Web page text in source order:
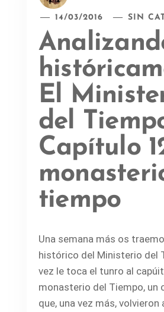
14/03/2016 SIN
El
del
Capítulo
tiempo
Una semana más os
histórico del Ministerio del
vez le toca el tunro al
monasterio del Tiempo, un
que, una vez más, volvieron